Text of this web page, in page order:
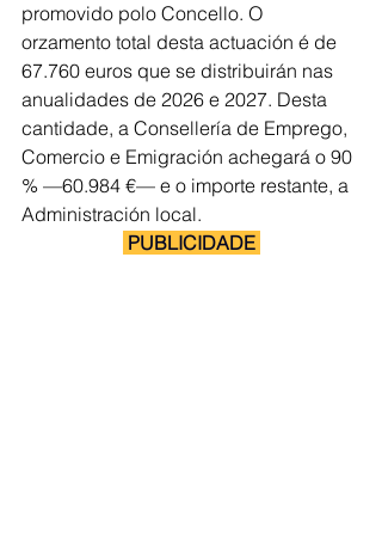
promovido polo Concello. O
orzamento total desta actuación é de
67.760 euros que se distribuirán nas
anualidades de 2026 e 2027. Desta
cantidade, a Consellería de Emprego,
Comercio e Emigración achegará o 90
% —60.984 €— e o importe restante, a
Administración local.
PUBLICIDADE